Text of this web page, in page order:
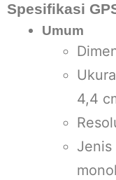
Spesifikasi
Umum
4,4
Jenis